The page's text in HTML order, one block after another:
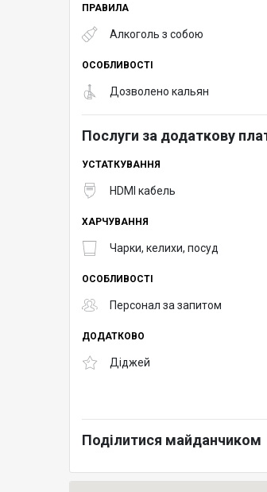
ПРАВИЛА
Алкоголь з собою
ОСОБЛИВОСТІ
Дозволено кальян
Послуги за додаткову
УСТАТКУВАННЯ
HDMI кабель
ХАРЧУВАННЯ
Чарки, келихи, посуд
ОСОБЛИВОСТІ
Персонал за запитом
ДОДАТКОВО
Діджей
Поділитися майданчиком